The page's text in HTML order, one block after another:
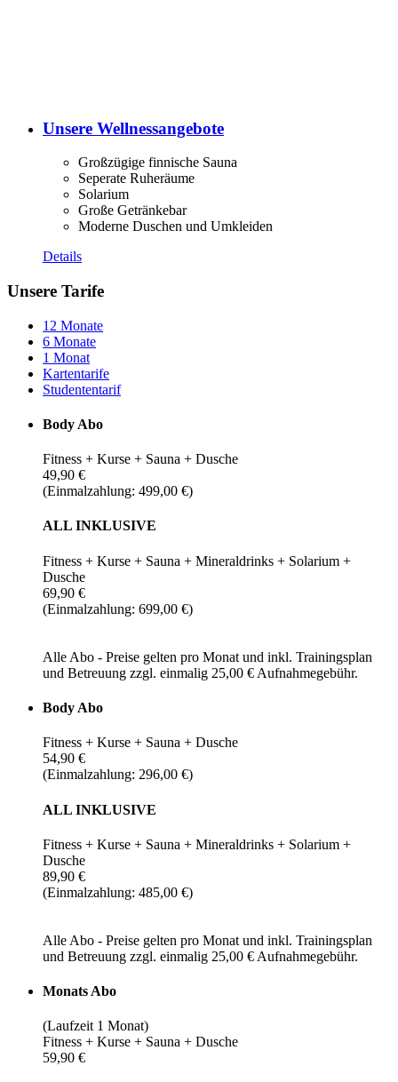
Unsere Wellnessangebote
Großzügige finnische Sauna
Seperate Ruheräume
Solarium
Große Getränkebar
Moderne Duschen und Umkleiden
Details
Unsere Tarife
12 Monate
6 Monate
1 Monat
Kartentarife
Studententarif
Body Abo
Fitness + Kurse + Sauna + Dusche
49,90 €
(Einmalzahlung: 499,00 €)
ALL INKLUSIVE
Fitness + Kurse + Sauna + Mineraldrinks + Solarium +
Dusche
69,90 €
(Einmalzahlung: 699,00 €)
Alle Abo - Preise gelten pro Monat und inkl. Trainingsplan
und Betreuung zzgl. einmalig 25,00 € Aufnahmegebühr.
Body Abo
Fitness + Kurse + Sauna + Dusche
54,90 €
(Einmalzahlung: 296,00 €)
ALL INKLUSIVE
Fitness + Kurse + Sauna + Mineraldrinks + Solarium +
Dusche
89,90 €
(Einmalzahlung: 485,00 €)
Alle Abo - Preise gelten pro Monat und inkl. Trainingsplan
und Betreuung zzgl. einmalig 25,00 € Aufnahmegebühr.
Monats Abo
(Laufzeit 1 Monat)
Fitness + Kurse + Sauna + Dusche
59,90 €